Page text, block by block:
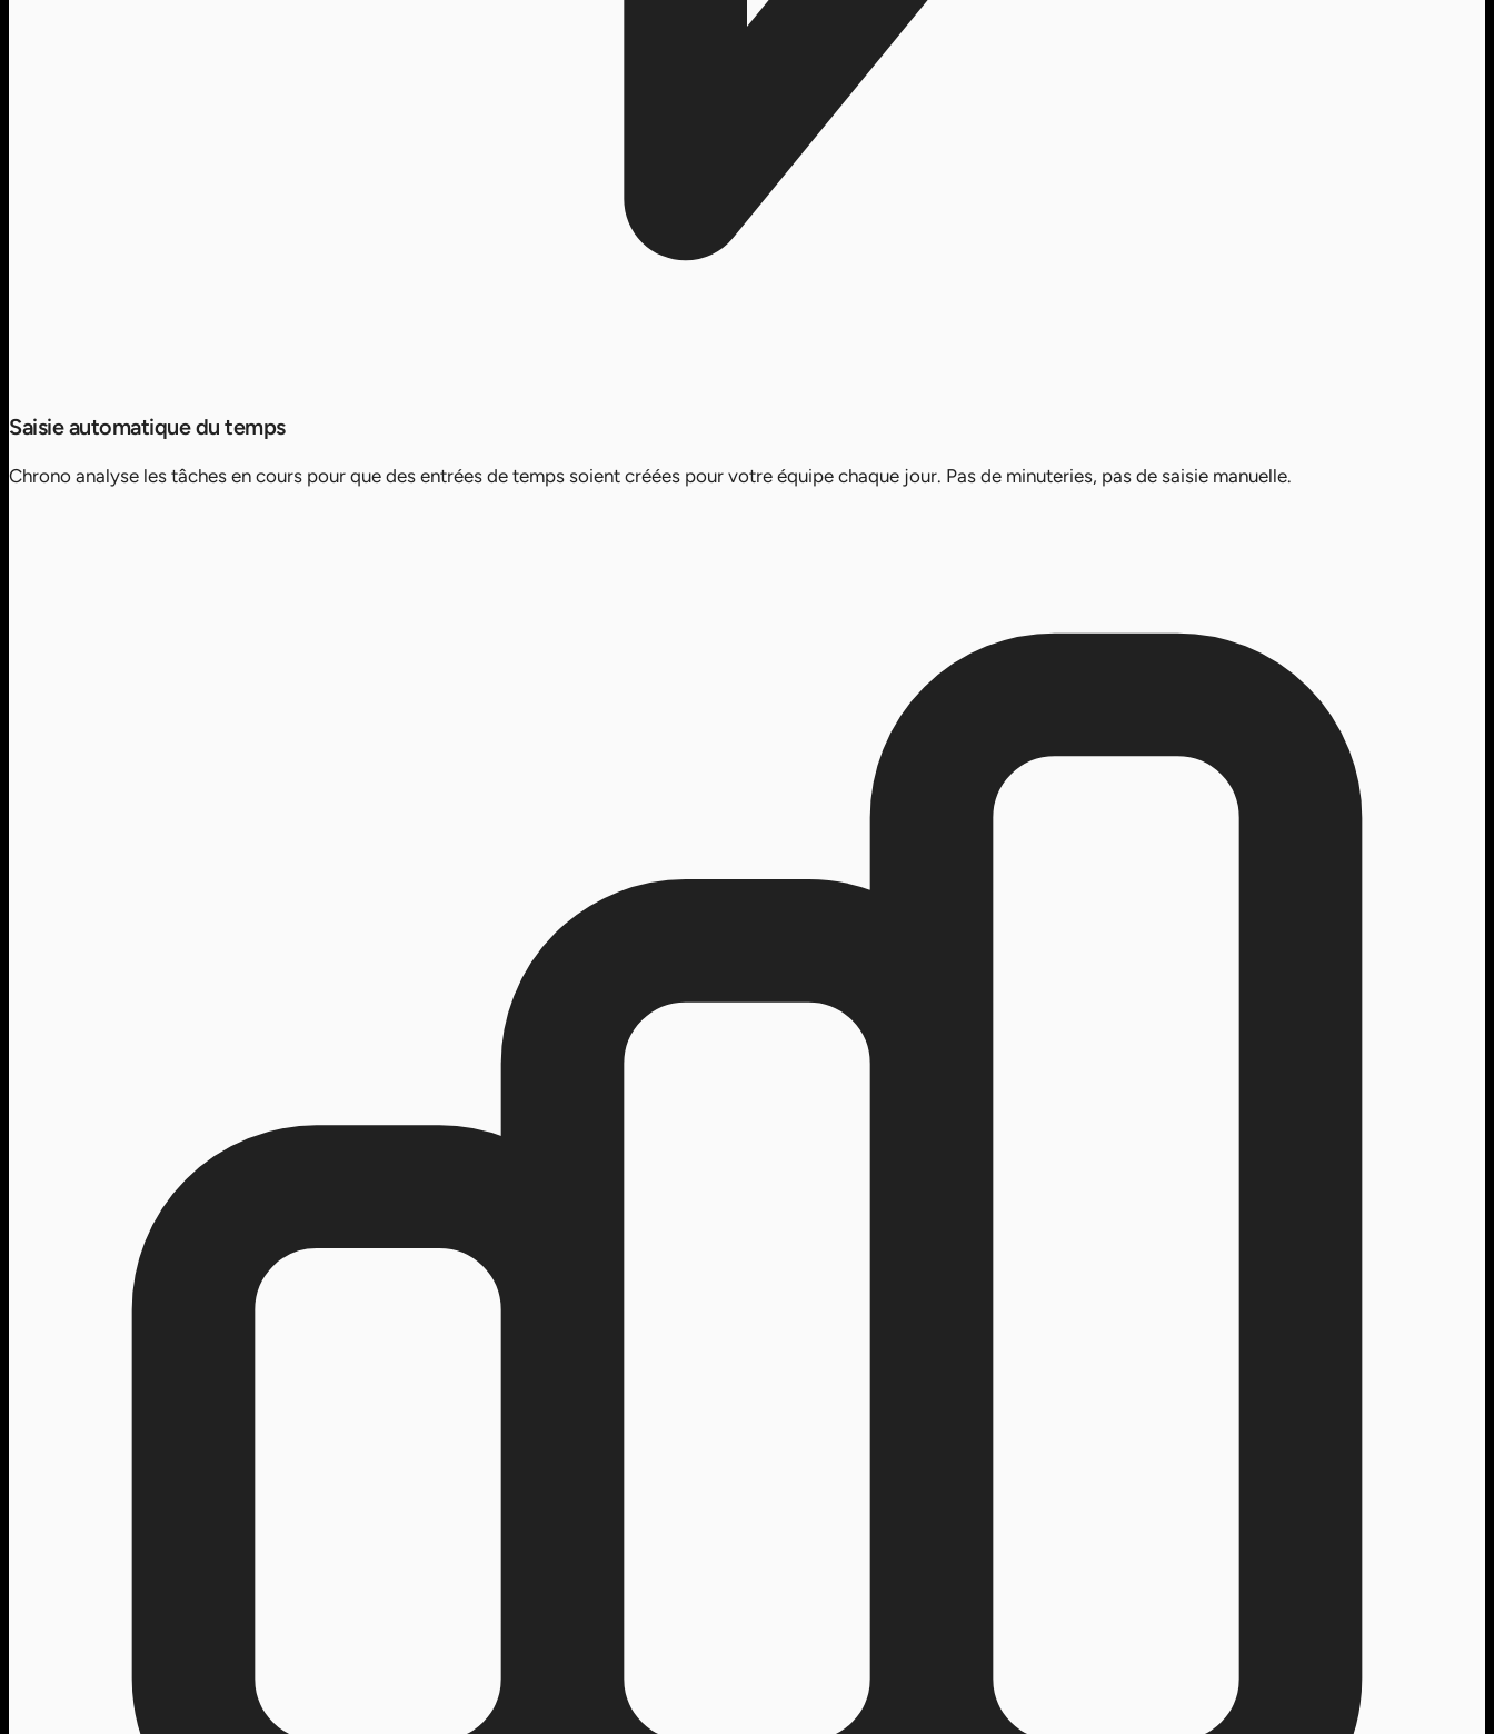
Saisie automatique du temps
Chrono analyse les tâches en cours pour que des entrées de temps soient créées pour votre équipe chaque jour. Pas de minuteries, pas de saisie manuelle.